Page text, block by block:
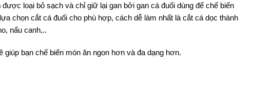
loại bỏ sạch và chỉ giữ lại gan bởi gan cá đuối dùng để chế biến
chọn cắt cá đuối cho phù hợp, cách dễ làm nhất là cắt cá dọc thành
nấu canh,..
giúp bạn chế biến món ăn ngon hơn và đa dạng hơn.